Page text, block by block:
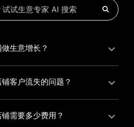
生意增长？
生意增长，您可以通过有赞新
整合线上线下资源，实现商品
进业务增长。
客户流失的问题？
，有赞私域运营助您轻松解决
微商城、有赞小程序商城搭建
需要多少费用？